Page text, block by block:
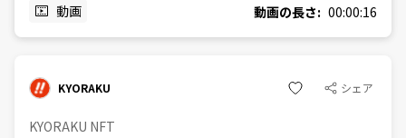
動画 動画の長さ: 00:00:16
KYORAKU シェア
KYORAKU NFT